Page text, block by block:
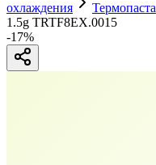
охлаждения
Термопаста
1.5g TRTF8EX.0015
-17%